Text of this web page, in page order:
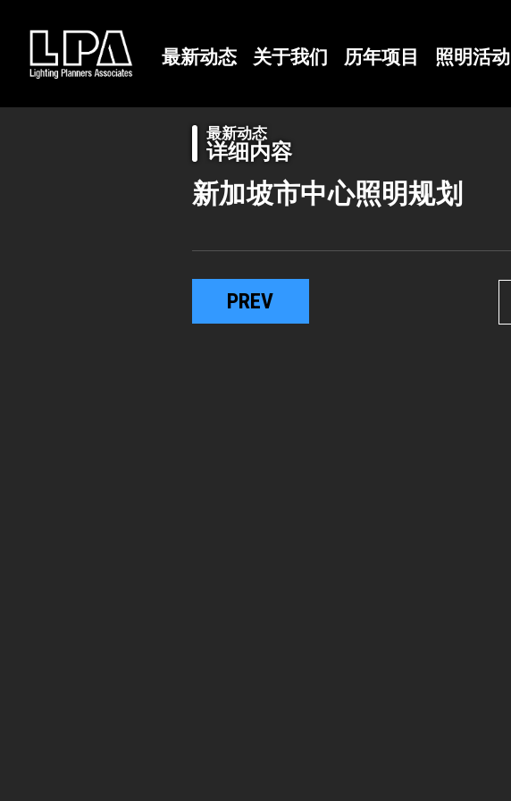
最新动态 关于我们 历年项目 照明活动
最新动态
详细内容
新加坡市中心照明规划
PREV